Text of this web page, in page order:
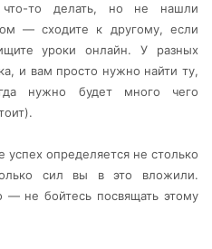
что-то делать, но не нашли
— сходите к другому, если
уроки онлайн. У разных
и вам просто нужно найти ту,
нужно будет много чего
определяется не столько
сил вы в это вложили.
— не бойтесь посвящать этому